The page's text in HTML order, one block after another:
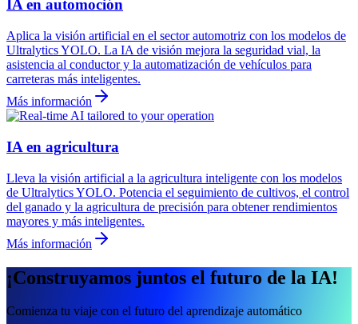
IA en automoción
Aplica la visión artificial en el sector automotriz con los modelos de
Ultralytics YOLO. La IA de visión mejora la seguridad vial, la
asistencia al conductor y la automatización de vehículos para
carreteras más inteligentes.
Más información
IA en agricultura
Lleva la visión artificial a la agricultura inteligente con los modelos
de Ultralytics YOLO. Potencia el seguimiento de cultivos, el control
del ganado y la agricultura de precisión para obtener rendimientos
mayores y más inteligentes.
Más información
¡Construyamos juntos el futuro de la IA!
Comienza tu viaje con el futuro del aprendizaje automático